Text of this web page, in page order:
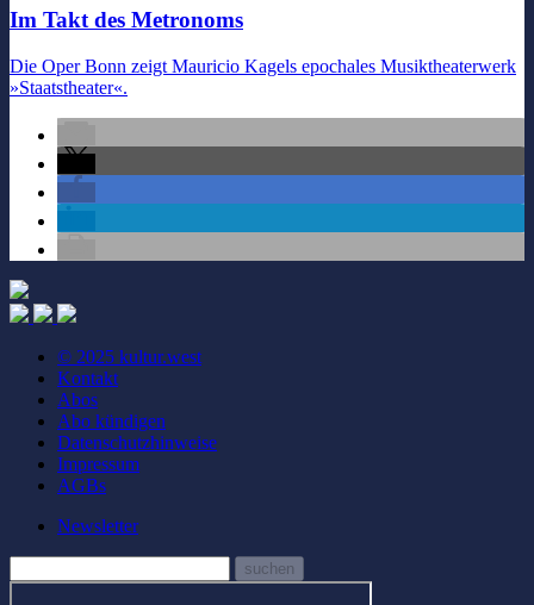
Im Takt des Metronoms
Die Oper Bonn zeigt Mauricio Kagels epochales Musiktheaterwerk
»Staatstheater«.
© 2025 kultur.west
Kontakt
Abos
Abo kündigen
Datenschutzhinweise
Impressum
AGBs
Newsletter